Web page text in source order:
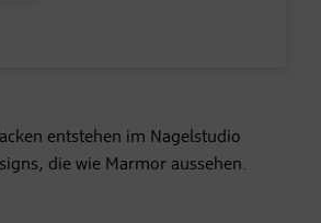
entstehen im Nagelstudio
die wie Marmor aussehen.